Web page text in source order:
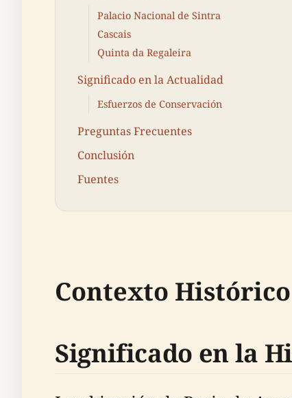
Palacio Nacional de Sintra
Cascais
Quinta da Regaleira
Significado en la Actualidad
Esfuerzos de Conservación
Preguntas Frecuentes
Conclusión
Fuentes
Contexto Histórico
Significado en la